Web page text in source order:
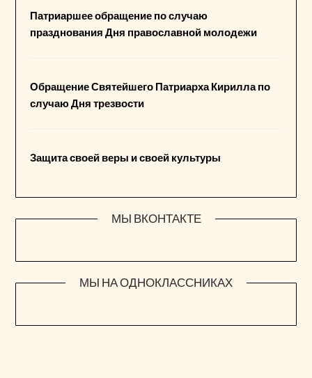
Патриаршее обращение по случаю
празднования Дня православной молодежи
Обращение Святейшего Патриарха Кирилла по
случаю Дня трезвости
Защита своей веры и своей культуры
МЫ ВКОНТАКТЕ
МЫ НА ОДНОКЛАССНИКАХ